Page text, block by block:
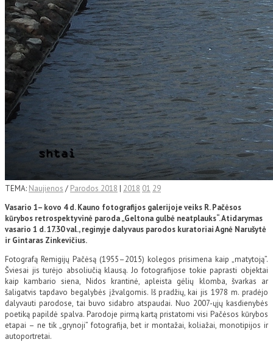
TEMA: Naujienos / Parodos 2018 | 2018 01 29
Vasario 1– kovo 4 d. Kauno fotografijos galerijoje veiks R. Pačėsos
kūrybos retrospektyvinė paroda „Geltona gulbė neatplauks“. Atidarymas
vasario 1 d. 17.30 val., reginyje dalyvaus parodos kuratoriai Agnė Narušytė
ir Gintaras Zinkevičius.
Fotografą Remigijų Pačėsą (1955–2015) kolegos prisimena kaip „matytoją”.
Šviesai jis turėjo absoliučią klausą. Jo fotografijose tokie paprasti objektai
kaip kambario siena, Nidos krantinė, apleista gėlių klomba, švarkas ar
šaligatvis tapdavo begalybės įžvalgomis. Iš pradžių, kai jis 1978 m. pradėjo
dalyvauti parodose, tai buvo sidabro atspaudai. Nuo 2007-ųjų kasdienybės
poetiką papildė spalva. Parodoje pirmą kartą pristatomi visi Pačėsos kūrybos
etapai – ne tik „grynoji” fotografija, bet ir montažai, koliažai, monotipijos ir
autoportretai.